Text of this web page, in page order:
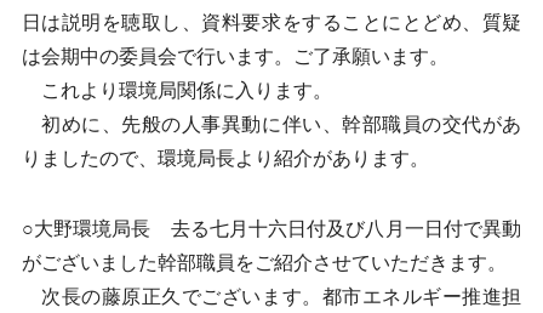
日は説明を聴取し、資料要求をすることにとどめ、質疑
は会期中の委員会で行います。ご了承願います。
これより環境局関係に入ります。
初めに、先般の人事異動に伴い、幹部職員の交代があ
りましたので、環境局長より紹介があります。
○大野環境局長 去る七月十六日付及び八月一日付で異動
がございました幹部職員をご紹介させていただきます。
次長の藤原正久でございます。都市エネルギー推進担